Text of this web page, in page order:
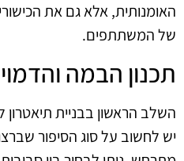
האומנותית, אלא גם את
של המשתתפים.
תכנון הבמה
השלב הראשון בבניית תיאטרון
יש לחשוב על סוג הסיפור